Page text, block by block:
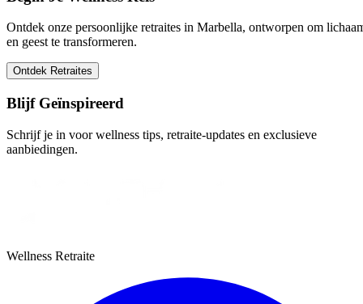
Ontdek onze persoonlijke retraites in Marbella, ontworpen om
en geest te transformeren.
Ontdek Retraites
Blijf Geïnspireerd
Schrijf je in voor wellness tips, retraite-updates en exclusieve
aanbiedingen.
Wellness Retraite